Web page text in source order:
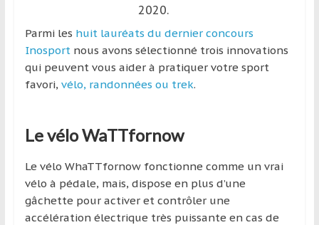
découverte
culturelle
pays
région
2020.
Parmi les huit lauréats du dernier concours
Inosportnous avons sélectionné trois innovations
qui peuvent vous aider à pratiquer votre sport
favori, vélo, randonnées ou trek.
Le vélo WaTTfornow
Le vélo WhaTTfornow fonctionne comme un vrai
vélo à pédale, mais, dispose en plus d’une
gâchette pour activer et contrôler une
accélération électrique très puissante en cas de